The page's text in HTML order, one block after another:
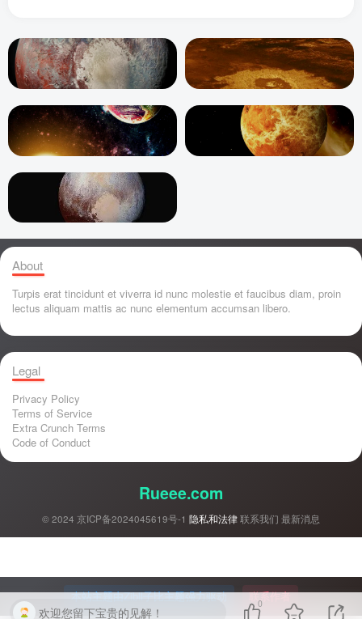
About
Turpis erat tincidunt et viverra id nunc molestie et faucibus diam, proin
lectus aliquam mattis ac nunc elementum accumsan libero.
Legal
Privacy Policy
Terms of Service
Extra Crunch Terms
Code of Conduct
Rueee.com
© 2024 京ICP备2024045619号-1 隐私和法律联系我们 最新消息
欢迎您留下宝贵的见解！
0
本站主题由Zibll子比主题强力驱动 联系作者